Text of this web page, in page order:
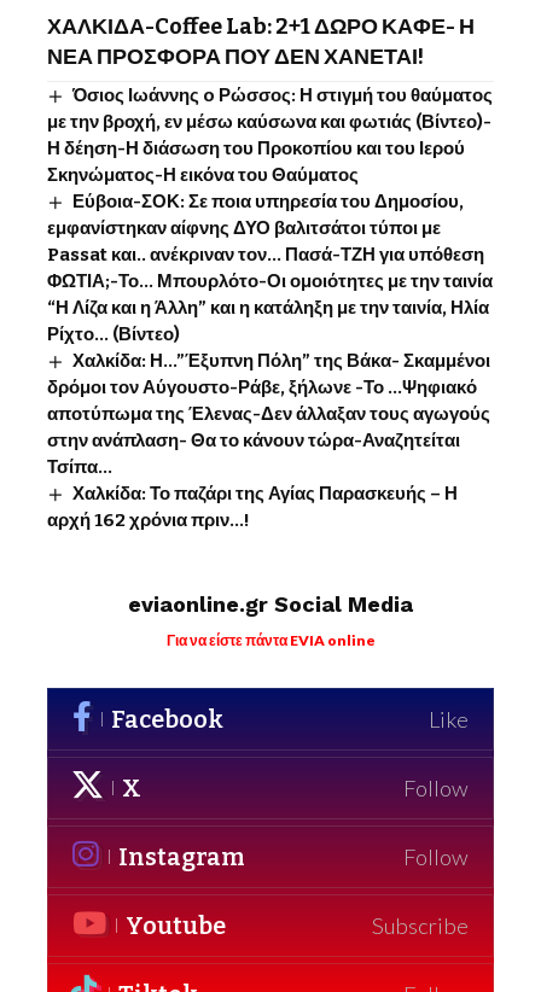
ΧΑΛΚΙΔΑ-Coffee Lab: 2+1 ΔΩΡΟ ΚΑΦΕ- Η
ΝΕΑ ΠΡΟΣΦΟΡΑ ΠΟΥ ΔΕΝ ΧΑΝΕΤΑΙ!
Όσιος Ιωάννης o Ρώσσος: Η στιγμή του θαύματος
με την βροχή, εν μέσω καύσωνα και φωτιάς (Βίντεο)-
Η δέηση-Η διάσωση του Προκοπίου και του Ιερού
Σκηνώματος-Η εικόνα του Θαύματος
Εύβοια-ΣΟΚ: Σε ποια υπηρεσία του Δημοσίου,
εμφανίστηκαν αίφνης ΔΥΟ βαλιτσάτοι τύποι με
Passat και.. ανέκριναν τον… Πασά-ΤΖΗ για υπόθεση
ΦΩΤΙΑ;-Το… Μπουρλότο-Οι ομοιότητες με την ταινία
“Η Λίζα και η Άλλη” και η κατάληξη με την ταινία, Ηλία
Ρίχτο… (Βίντεο)
Χαλκίδα: Η…”Έξυπνη Πόλη” της Βάκα- Σκαμμένοι
δρόμοι τον Αύγουστο-Ράβε, ξήλωνε -Το …Ψηφιακό
αποτύπωμα της Έλενας-Δεν άλλαξαν τους αγωγούς
στην ανάπλαση- Θα το κάνουν τώρα-Αναζητείται
Τσίπα…
Χαλκίδα: Το παζάρι της Αγίας Παρασκευής – Η
αρχή 162 χρόνια πριν…!
eviaonline.gr Social Media
Για να είστε πάντα EVIA online
Facebook Like
X Follow
Instagram Follow
Youtube Subscribe